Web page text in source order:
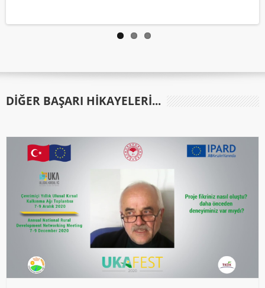
DIĞER BAŞARI HIKAYELERI...